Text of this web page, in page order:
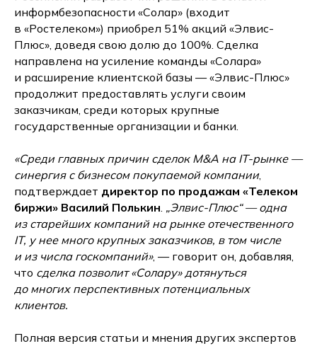
информбезопасности «Солар» (входит
в «Ростелеком») приобрел 51% акций «Элвис-
Плюс», доведя свою долю до 100%. Сделка
направлена на усиление команды «Солара»
и расширение клиентской базы — «Элвис-Плюс»
продолжит предоставлять услуги своим
заказчикам, среди которых крупные
государственные организации и банки.
«Среди главных причин сделок M&A на IT-рынке —
синергия с бизнесом покупаемой компании,
подтверждает директор по продажам «Телеком
биржи» Василий Полькин. „Элвис-Плюс“ — одна
из старейших компаний на рынке отечественного
IT, у нее много крупных заказчиков, в том числе
и из числа госкомпаний», — говорит он, добавляя,
что сделка позволит «Солару» дотянуться
до многих перспективных потенциальных
клиентов.
Полная версия статьи и мнения других экспертов